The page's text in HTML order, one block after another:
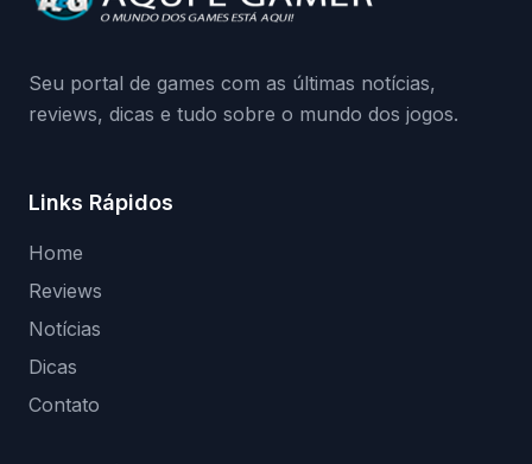
medidas contra acessos não autorizados
Seu portal de games com as últimas notícias,
reviews, dicas e tudo sobre o mundo dos jogos.
Links Rápidos
Home
Reviews
Notícias
Dicas
Contato